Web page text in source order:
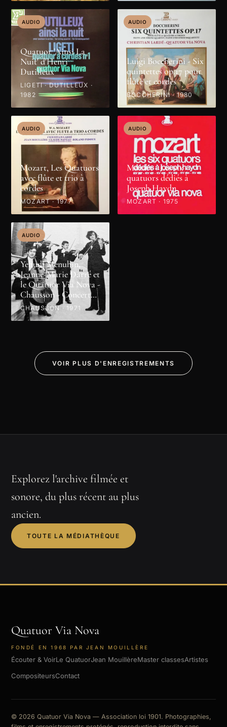
AUDIO
Quatuor 'Ainsi La
Nuit' d'Henri
Dutilleux
LIGETI · DUTILLEUX ·
1982
AUDIO
Luigi Boccherini - Six
quintettes op.17 pour
flûte et cordes
BOCCHERINI · 1980
AUDIO
Mozart, Les Quatuors
avec flûte et trio à
cordes
MOZART · 1977
AUDIO
Mozart - Les six
quatuors dédiés à
Joseph Haydn
MOZART · 1975
AUDIO
Yehudi Menuhin,
Jeanne-Marie Darré et
le Quatuor Via Nova -
Chausson - Concert
en ré majeur
CHAUSSON · 1971
VOIR PLUS D'ENREGISTREMENTS
Explorez l'archive filmée et
sonore, du plus récent au plus
ancien.
TOUTE LA MÉDIATHÈQUE
Quatuor Via Nova
FONDÉ EN 1968 PAR JEAN MOUILLÈRE
Écouter & VoirLe QuatuorJean MouillèreMaster classesArtistes
CompositeursContact
© 2026 Quatuor Via Nova — Association loi 1901. Photographies,